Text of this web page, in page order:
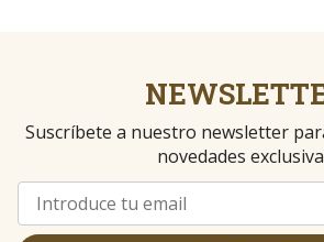
Suscríbete a nuestro newsletter
novedades